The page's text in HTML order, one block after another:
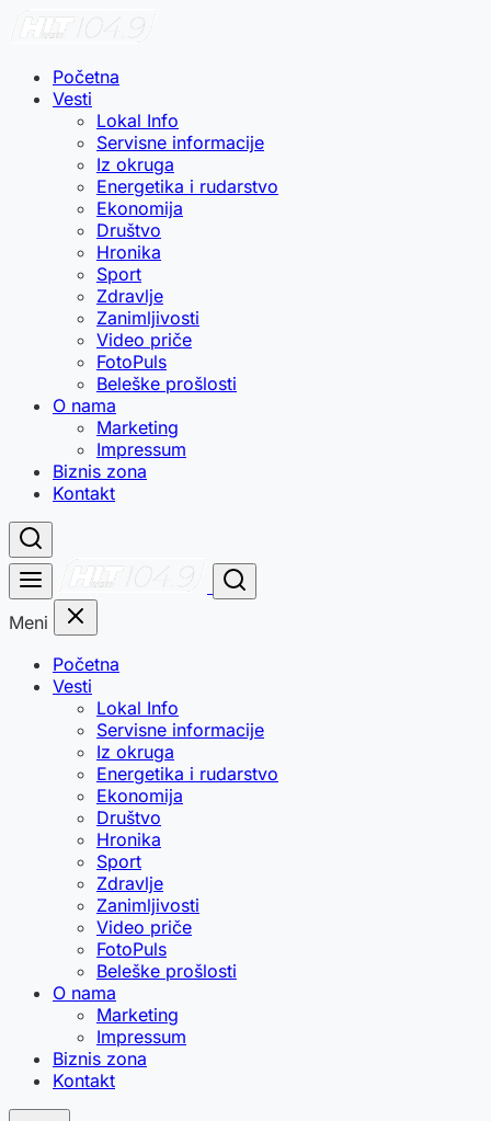
Početna
Vesti
Lokal Info
Servisne informacije
Iz okruga
Energetika i rudarstvo
Ekonomija
Društvo
Hronika
Sport
Zdravlje
Zanimljivosti
Video priče
FotoPuls
Beleške prošlosti
O nama
Marketing
Impressum
Biznis zona
Kontakt
Meni
Početna
Vesti
Lokal Info
Servisne informacije
Iz okruga
Energetika i rudarstvo
Ekonomija
Društvo
Hronika
Sport
Zdravlje
Zanimljivosti
Video priče
FotoPuls
Beleške prošlosti
O nama
Marketing
Impressum
Biznis zona
Kontakt